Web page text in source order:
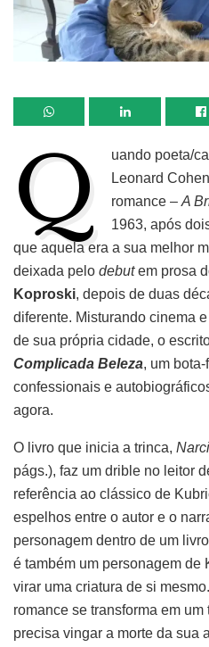
Q
uando poeta/
Leonard
romance –A
1963, após
que aquela era a sua melhor
deixada pelo debutem prosa
Koproski, depois de duas
diferente. Misturando cinema
de sua própria cidade, o
Complicada Beleza, um
confessionais e
agora.
O livro que inicia a trinca,
págs.), faz um drible no leitor
referência ao clássico de
espelhos entre o autor e o
personagem dentro de um
é também um personagem de
virar uma criatura de si
romance se transforma em
precisa vingar a morte da sua